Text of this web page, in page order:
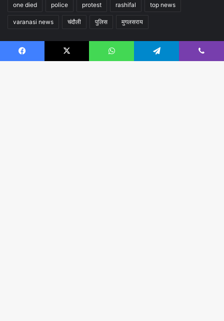
one died police protest rashifal top news
varanasi news चंदौली पुलिस मुगलसराय
Follow us
Facebook X WhatsApp Telegram Viber